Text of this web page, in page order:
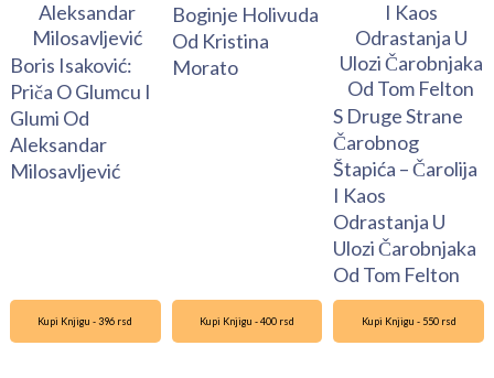
Boris Isaković:
Priča O Glumcu I
Glumi Od
Aleksandar
Milosavljević
Boginje Holivuda
Od Kristina
Morato
S Druge Strane
Čarobnog
Štapića – Čarolija
I Kaos
Odrastanja U
Ulozi Čarobnjaka
Od Tom Felton
Kupi Knjigu - 396 rsd Kupi Knjigu - 400 rsd Kupi Knjigu - 550 rsd